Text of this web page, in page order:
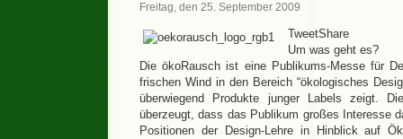
Freitag, den 25. September 2009
TweetShare
Um was geht es?
Die ökoRausch ist eine Publikums-Messe für
frischen Wind in den Bereich “ökologisches
überwiegend Produkte junger Labels zeigt.
überzeugt, dass das Publikum großes Interesse
Positionen der Design-Lehre in Hinblick auf